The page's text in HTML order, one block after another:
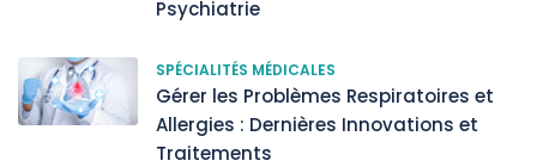
Psychiatrie
SPÉCIALITÉS MÉDICALES
Gérer les Problèmes Respiratoires et
Allergies : Dernières Innovations et
Traitements